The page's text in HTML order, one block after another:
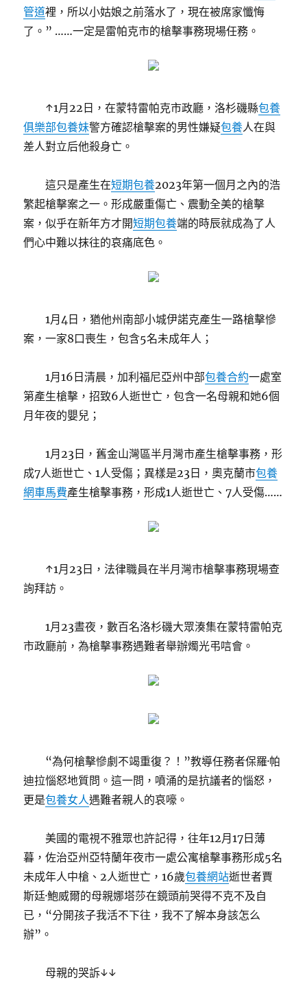
管道裡，所以小姑娘之前落水了，現在被席家懺悔
了。” ……一定是雷帕克市的槍擊事務現場任務。
↑1月22日，在蒙特雷帕克市政廳，洛杉磯縣包養
俱樂部包養妹警方確認槍擊案的男性嫌疑包養人在與
差人對立后他殺身亡。
這只是產生在短期包養2023年第一個月之內的浩
繁起槍擊案之一。形成嚴重傷亡、震動全美的槍擊
案，似乎在新年方才開短期包養端的時辰就成為了人
們心中難以抹往的哀痛底色。
1月4日，猶他州南部小城伊諾克產生一路槍擊慘
案，一家8口喪生，包含5名未成年人；
1月16日清晨，加利福尼亞州中部包養合約一處室
第產生槍擊，招致6人逝世亡，包含一名母親和她6個
月年夜的嬰兒；
1月23日，舊金山灣區半月灣市產生槍擊事務，形
成7人逝世亡、1人受傷；異樣是23日，奧克蘭市包養
網車馬費產生槍擊事務，形成1人逝世亡、7人受傷……
↑1月23日，法律職員在半月灣市槍擊事務現場查
詢拜訪。
1月23晝夜，數百名洛杉磯大眾湊集在蒙特雷帕克
市政廳前，為槍擊事務遇難者舉辦燭光弔唁會。
“為何槍擊慘劇不竭重復？！”教導任務者保羅·帕
迪拉惱怒地質問。這一問，噴涌的是抗議者的惱怒，
更是包養女人遇難者親人的哀嚎。
美國的電視不雅眾也許記得，往年12月17日薄
暮，佐治亞州亞特蘭年夜市一處公寓槍擊事務形成5名
未成年人中槍、2人逝世亡，16歲包養網站逝世者賈
斯廷·鮑威爾的母親娜塔莎在鏡頭前哭得不克不及自
已，“分開孩子我活不下往，我不了解本身該怎么
辦”。
母親的哭訴↓↓